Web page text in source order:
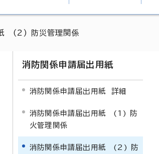
(2) 防災管理関係
消防関係申請届出用紙
消防関係申請届出用紙 詳細
消防関係申請届出用紙 (1) 防
火管理関係
消防関係申請届出用紙 (2) 防